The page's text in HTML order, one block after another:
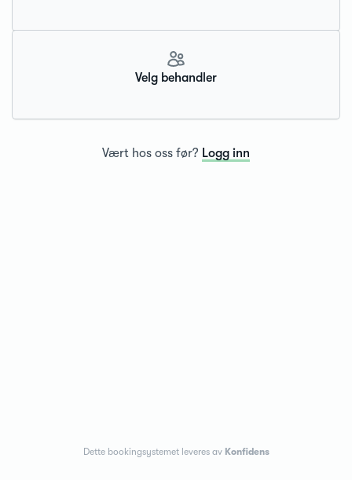
Velg behandler
Vært hos oss før? Logg inn
Dette bookingsystemet leveres av Konfidens